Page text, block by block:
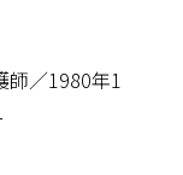
師／1980年1